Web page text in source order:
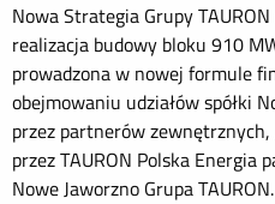
Nowa Strategia Grupy
realizacja budowy bloku 910
prowadzona w nowej formule
obejmowaniu udziałów spółki
przez partnerów
przez TAURON Polska Energia
Nowe Jaworzno Grupa TAURON.